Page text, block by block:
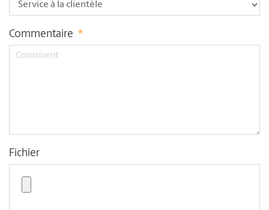
Commentaire *
Fichier